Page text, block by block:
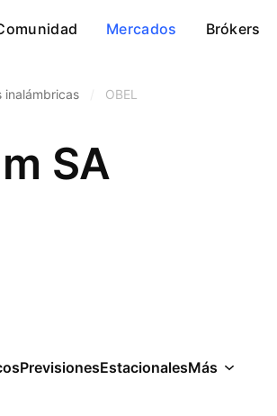
Mercados Brókers
inalámbricas OBEL
SA
PrevisionesEstacionalesMás